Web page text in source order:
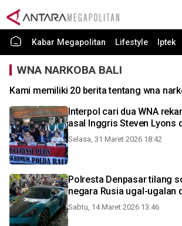
Kabar Megapolitan Lifestyle Iptek
WNA NARKOBA BALI
Kami memiliki 20 berita tentang wna
Interpol cari dua WNA
asal Inggris Steven Lyons
Selasa, 31 Maret 2026 18:42
Polresta Denpasar tilang
negara Rusia ugal-ugalan
Sabtu, 14 Maret 2026 13:46